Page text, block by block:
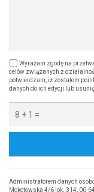
Wyrażam zgodę na
celów związanych z
potwierdzam, iż zostałem
danych do ich edycji lub
Administratorem danych
Mokotowska 4/6 lok. 314, 00-